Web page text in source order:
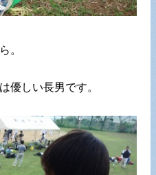
。
優しい長男です。